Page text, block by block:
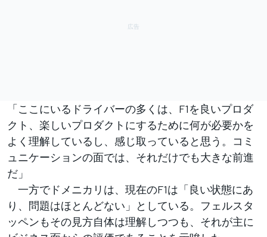
「ここにいるドライバーの多くは、F1を良いプロダ
クト、楽しいプロダクトにするために何が必要かを
よく理解しているし、感じ取っていると思う。コミ
ュニケーションの面では、それだけでも大きな前進
だ」
一方でドメニカリは、現在のF1は「良い状態にあ
り、問題はほとんどない」としている。フェルスタ
ッペンもその見方自体は理解しつつも、それが主に